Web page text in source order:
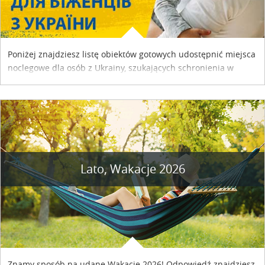
Poniżej znajdziesz listę obiektów gotowych udostępnić miejsca
noclegowe dla osób z Ukrainy, szukających schronienia w
Lato, Wakacje 2026